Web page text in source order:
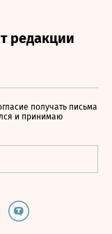
получать письма
и принимаю